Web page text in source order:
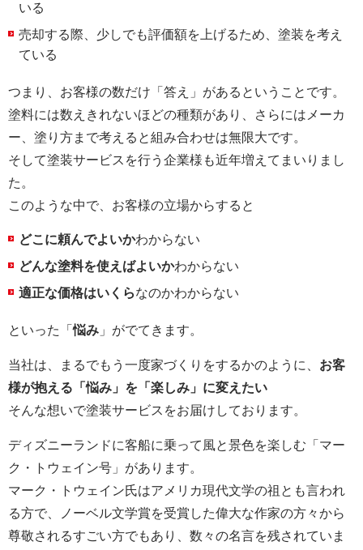
いる
売却する際、少しでも評価額を上げるため、塗装を考え
ている
つまり、お客様の数だけ「答え」があるということです。
塗料には数えきれないほどの種類があり、さらにはメーカ
ー、塗り方まで考えると組み合わせは無限大です。
そして塗装サービスを行う企業様も近年増えてまいりまし
た。
このような中で、お客様の立場からすると
どこに頼んでよいかわからない
どんな塗料を使えばよいかわからない
適正な価格はいくらなのかわからない
といった「悩み 」がでてきます。
当社は、まるでもう一度家づくりをするかのように、 お客
様が抱える「悩み」を「楽しみ」に変えたい
そんな想いで塗装サービスをお届けしております。
ディズニーランドに客船に乗って風と景色を楽しむ「マー
ク・トウェイン号」があります。
マーク・トウェイン氏はアメリカ現代文学の祖とも言われ
る方で、ノーベル文学賞を受賞した偉大な作家の方々から
尊敬されるすごい方でもあり、数々の名言を残されていま